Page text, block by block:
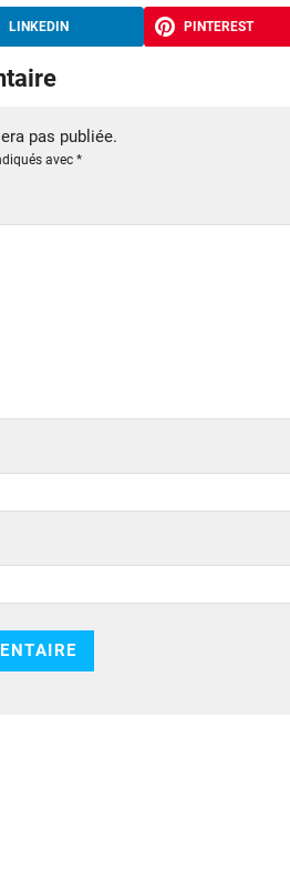
LINKEDIN PINTEREST
pas publiée.
avec *